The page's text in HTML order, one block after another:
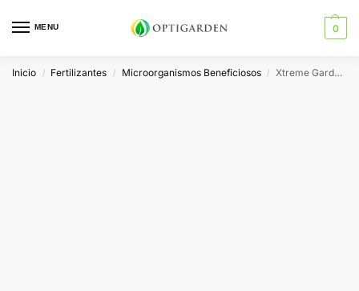
MENU 0
Inicio / Fertilizantes / Microorganismos Beneficiosos / Xtreme Gardening Mykos